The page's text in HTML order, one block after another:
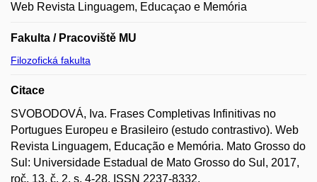
Web Revista Linguagem, Educaçao e Memória
Fakulta / Pracoviště MU
Filozofická fakulta
Citace
SVOBODOVÁ, Iva. Frases Completivas Infinitivas no
Portugues Europeu e Brasileiro (estudo contrastivo). Web
Revista Linguagem, Educação e Memória. Mato Grosso do
Sul: Universidade Estadual de Mato Grosso do Sul, 2017,
roč. 13, č. 2, s. 4-28. ISSN 2237-8332.